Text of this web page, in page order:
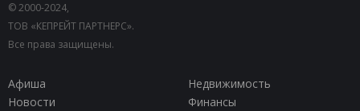
© 2000-2024,
ТОВ «КЕПРЕЙТ ПАРТНЕРС».
Все права защищены.
Афиша
Недвижимость
Новости
Финансы